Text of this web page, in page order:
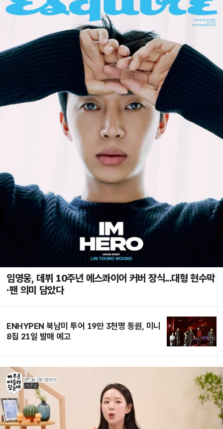
임영웅, 데뷔 10주년 에스콰이어 커버 장식...대형 현수막
·팬 의미 담았다
ENHYPEN 북남미 투어 19만 3천명 동원, 미니
8집 21일 발매 예고